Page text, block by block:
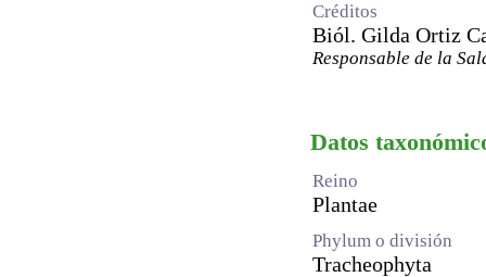
Créditos
Biól. Gilda Ortiz
Responsable de la
Datos
Reino
Plantae
Phylum o división
Tracheophyta